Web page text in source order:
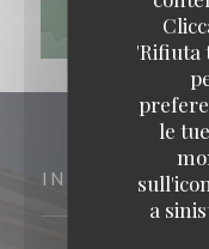
'Rifiuta
le
a
INDIRIZZO